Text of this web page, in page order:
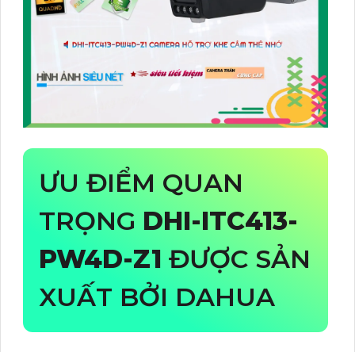
ƯU ĐIỂM QUAN
TRỌNG DHI-ITC413-
PW4D-Z1 ĐƯỢC SẢN
XUẤT BỞI DAHUA